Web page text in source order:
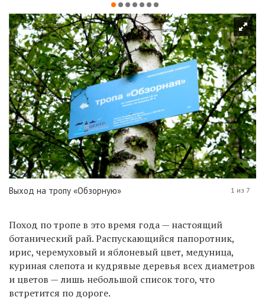
Выход на тропу «Обзорную» 1 из 7
Поход по тропе в это время года — настоящий
ботанический рай. Распускающийся папоротник,
ирис, черемуховый и яблоневый цвет, медуница,
куриная слепота и кудрявые деревья всех диаметров
и цветов — лишь небольшой список того, что
встретится по дороге.